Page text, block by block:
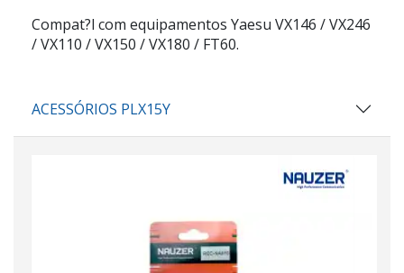
Compat?l com equipamentos Yaesu VX146 / VX246
/ VX110 / VX150 / VX180 / FT60.
ACESSÓRIOS PLX15Y